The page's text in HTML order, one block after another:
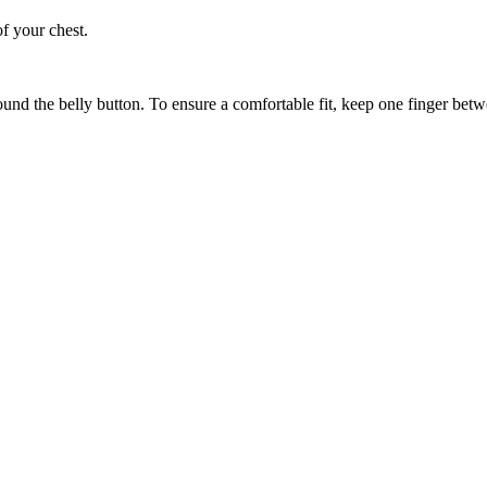
your chest.
the belly button. To ensure a comfortable fit, keep one finger